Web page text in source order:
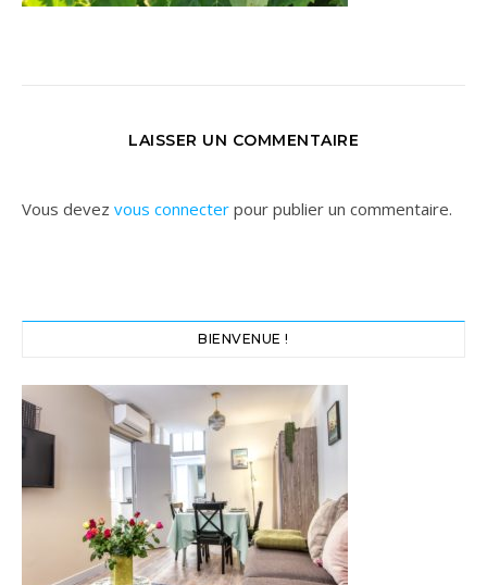
LAISSER UN COMMENTAIRE
Vous devez vous connecter pour publier un commentaire.
BIENVENUE !